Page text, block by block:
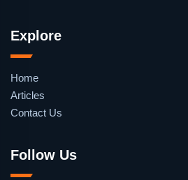
Explore
Home
Articles
Contact Us
Follow Us